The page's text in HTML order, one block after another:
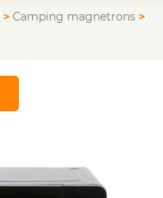
> Camping magnetrons >